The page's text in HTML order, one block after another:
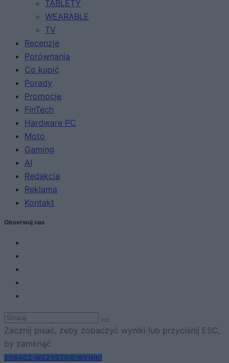
TABLETY
WEARABLE
TV
Recenzje
Porównania
Co kupić
Porady
Promocje
FinTech
Hardware PC
Moto
Gaming
AI
Redakcja
Reklama
Kontakt
Obserwuj nas
Zacznij pisać, żeby zobaczyć wyniki lub przyciśnij ESC,
by zamknąć
ZOBACZ WSZYSTKIE WYNIKI